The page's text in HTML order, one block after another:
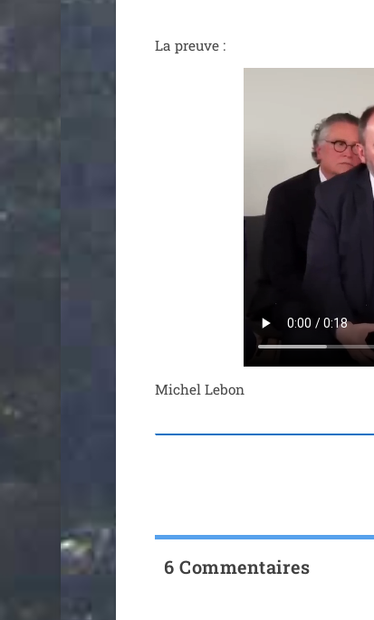
La preuve :
Michel Lebon
6 Commentaires